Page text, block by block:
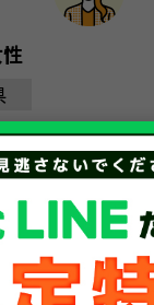
応と、親切な説
して大切な車を
た。気持ちよく
できました。
いして本当に良